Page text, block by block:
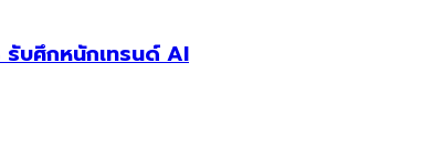
รับศึกหนักเทรนด์ AI